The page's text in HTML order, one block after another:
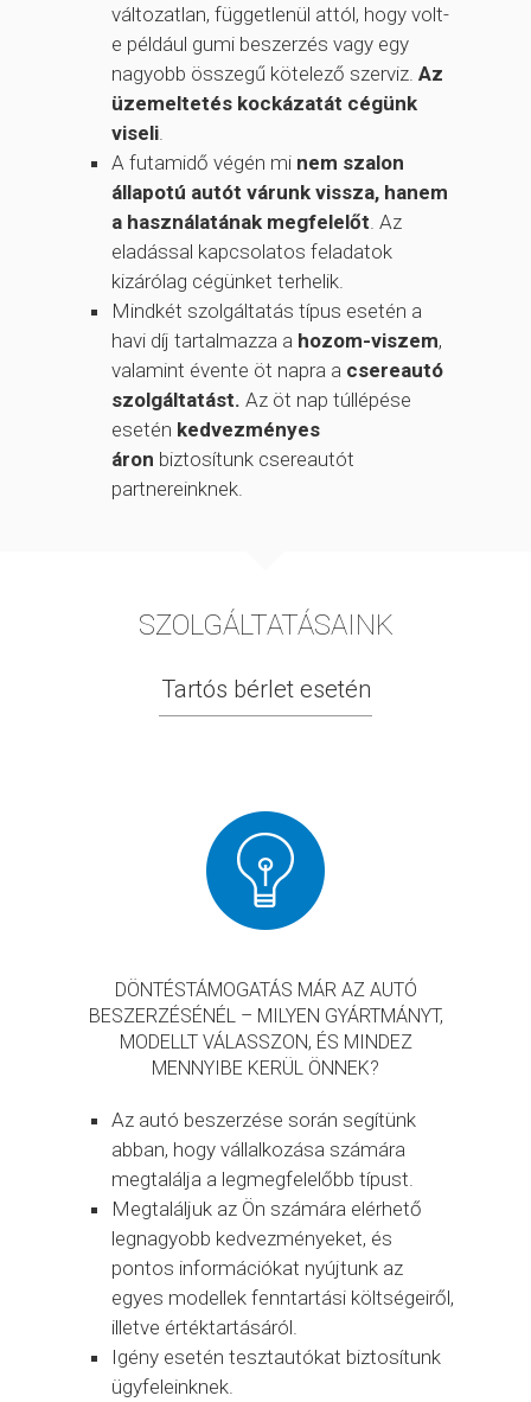
változatlan, függetlenül attól, hogy volt-
e például gumi beszerzés vagy egy
nagyobb összegű kötelező szerviz. Az
üzemeltetés kockázatát cégünk
viseli
A futamidő végén mi nem szalon
állapotú autót várunk vissza, hanem
a használatának megfelelőt . Az
eladással kapcsolatos feladatok
kizárólag cégünket terhelik.
Mindkét szolgáltatás típus esetén a
havi díj tartalmazza a hozom-viszem,
valamint évente öt napra a csereautó
szolgáltatást. Az öt nap túllépése
esetén kedvezményes
áron biztosítunk csereautót
partnereinknek.
SZOLGÁLTATÁSAINK
Tartós bérlet esetén
DÖNTÉSTÁMOGATÁS MÁR AZ AUTÓ
BESZERZÉSÉNÉL – MILYEN GYÁRTMÁNYT,
MODELLT VÁLASSZON, ÉS MINDEZ
MENNYIBE KERÜL ÖNNEK?
Az autó beszerzése során segítünk
abban, hogy vállalkozása számára
megtalálja a legmegfelelőbb típust.
Megtaláljuk az Ön számára elérhető
legnagyobb kedvezményeket, és
pontos információkat nyújtunk az
egyes modellek fenntartási költségeiről,
illetve értéktartásáról.
Igény esetén tesztautókat biztosítunk
ügyfeleinknek.